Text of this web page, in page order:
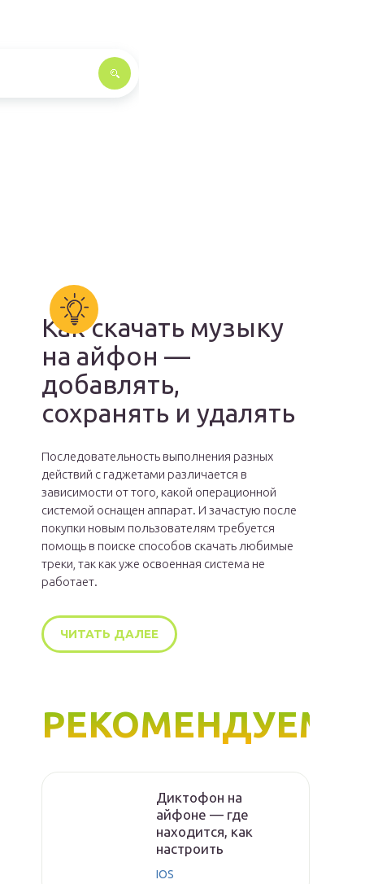
Как скачать музыку
на айфон —
добавлять,
сохранять и удалять
Последовательность выполнения разных
действий с гаджетами различается в
зависимости от того, какой операционной
системой оснащен аппарат. И зачастую после
покупки новым пользователям требуется
помощь в поиске способов скачать любимые
треки, так как уже освоенная система не
работает.
ЧИТАТЬ ДАЛЕЕ
РЕКОМЕНДУЕМ
Диктофон на
айфоне — где
находится, как
настроить
IOS